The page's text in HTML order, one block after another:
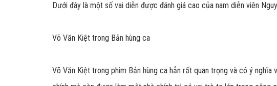
Dưới đây là một số vai diễn được đánh giá cao của nam diễn viên
Võ Văn Kiệt trong Bản hùng ca
Võ Văn Kiệt trong phim Bản hùng ca hẳn rất quan trọng và có ý nghĩa